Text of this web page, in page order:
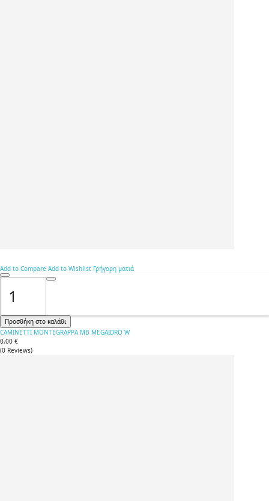
Add to Compare Add to Wishlist Γρήγορη ματιά
Προσθήκη στο καλάθι
CAMINETTI MONTEGRAPPA MB MEGAIDRO W
0,00 €
(0 Reviews)